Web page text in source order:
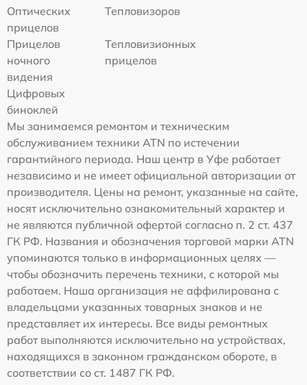
Оптических
прицелов
Тепловизоров
Прицелов
ночного
видения
Тепловизионных
прицелов
Цифровых
биноклей
Мы занимаемся ремонтом и техническим
обслуживанием техники ATN по истечении
гарантийного периода. Наш центр в Уфе работает
независимо и не имеет официальной авторизации от
производителя. Цены на ремонт, указанные на сайте,
носят исключительно ознакомительный характер и
не являются публичной офертой согласно п. 2 ст. 437
ГК РФ. Названия и обозначения торговой марки ATN
упоминаются только в информационных целях —
чтобы обозначить перечень техники, с которой мы
работаем. Наша организация не аффилирована с
владельцами указанных товарных знаков и не
представляет их интересы. Все виды ремонтных
работ выполняются исключительно на устройствах,
находящихся в законном гражданском обороте, в
соответствии со ст. 1487 ГК РФ.